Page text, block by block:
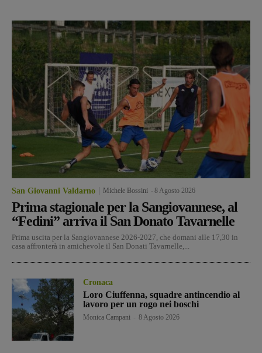
San Giovanni Valdarno Michele Bossini 8 Agosto 2026
Prima stagionale per la Sangiovannese, al
“Fedini” arriva il San Donato Tavarnelle
Prima uscita per la Sangiovannese 2026-2027, che domani alle 17,30 in
casa affronterà in amichevole il San Donati Tavarnelle,...
Cronaca
Loro Ciuffenna, squadre antincendio al
lavoro per un rogo nei boschi
Monica Campani 8 Agosto 2026